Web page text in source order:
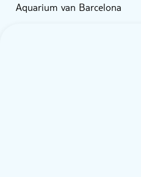
Aquarium van Barcelona